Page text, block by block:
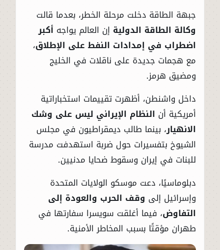
جبهة الطاقة دخلت مرحلة الخطر، بعدما قالت
وكالة الطاقة الدولية إن العالم يواجه أكبر
اضطراب في إمدادات النفط على الإطلاق،
مع هجمات جديدة على ناقلات في الخليج
ومضيق هرمز.
داخل واشنطن، أظهرت تقييمات استخباراتية
أمريكية أن النظام الإيراني ليس على وشك
الانهيار، بينما طالب ديمقراطيون في مجلس
الشيوخ بتفسيرات حول ضربة استهدفت مدرسة
للبنات في إيران وسقوط ضحايا مدنيين.
دبلوماسيًا، دعت موسكو الولايات المتحدة
وإسرائيل إلى وقف الحرب والعودة إلى
التفاوض، فيما أغلقت سويسرا سفارتها في
طهران مؤقتًا بسبب المخاطر الأمنية.